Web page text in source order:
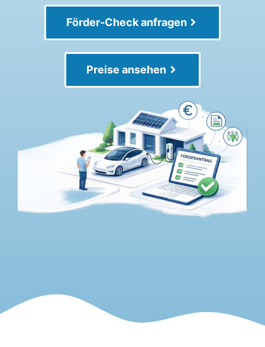
Förder-Check anfragen
Preise ansehen